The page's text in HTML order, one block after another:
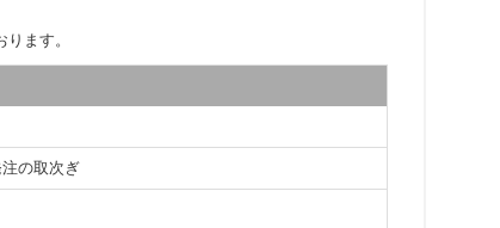
ます。
の取次ぎ